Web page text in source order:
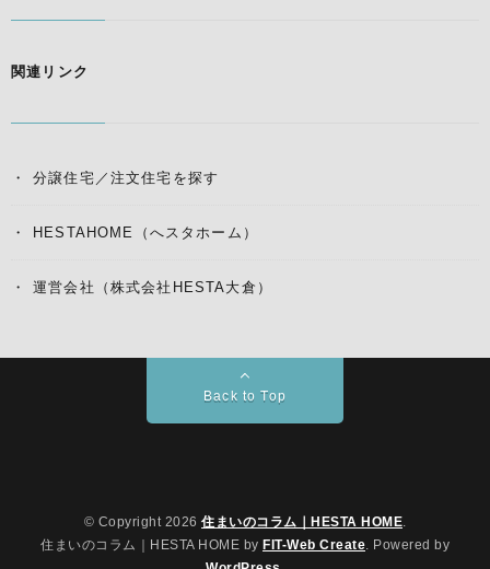
関連リンク
分譲住宅／注文住宅を探す
HESTAHOME（へスタホーム）
運営会社（株式会社HESTA大倉）
Back to Top
© Copyright 2026 住まいのコラム｜HESTA HOME
住まいのコラム｜HESTA HOME by FIT-Web Create . Powered by